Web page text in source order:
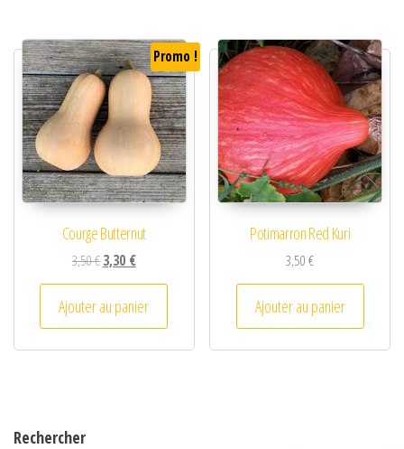
Promo !
Courge Butternut
3,50€Le prix initial était : 3,50 €.
3,30 €Le prix actuel est : 3,30 €.
Ajouter au panier
Potimarron Red Kuri
3,50€
Ajouter au panier
Rechercher